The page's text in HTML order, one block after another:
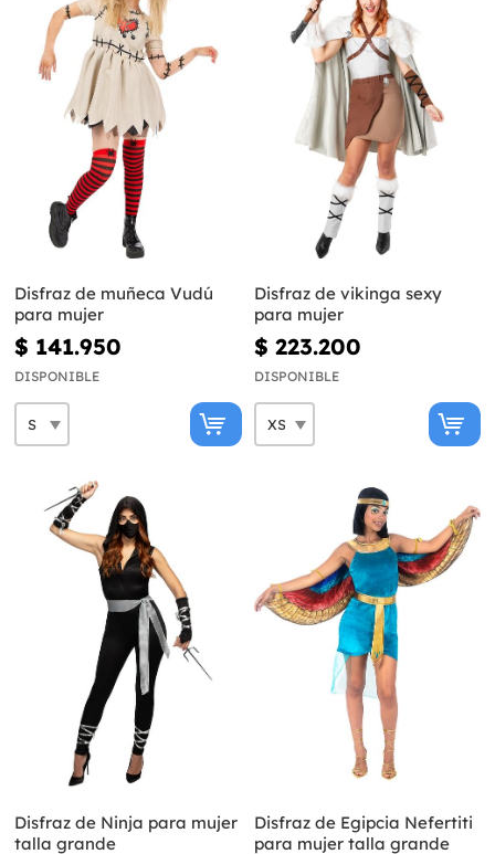
Disfraz de muñeca Vudú
para mujer
$ 141.950
DISPONIBLE
Disfraz de vikinga sexy
para mujer
$ 223.200
DISPONIBLE
Disfraz de Ninja para mujer
talla grande
Disfraz de Egipcia Nefertiti
para mujer talla grande